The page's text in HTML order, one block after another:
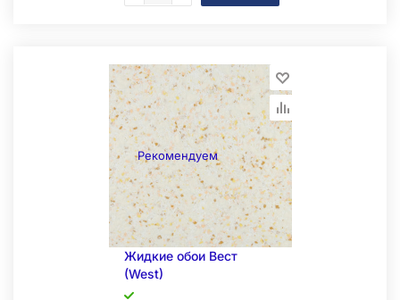
Рекомендуем
Жидкие обои Вест
(West)